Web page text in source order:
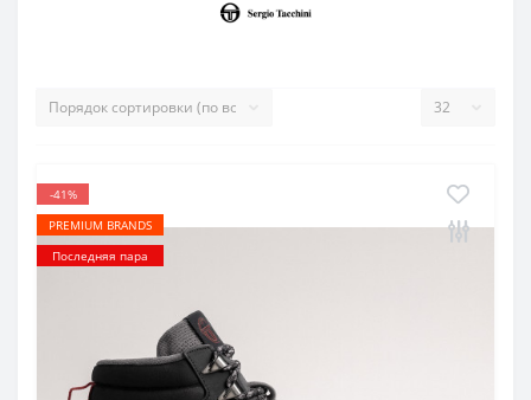
-41%
PREMIUM BRANDS
Последняя пара